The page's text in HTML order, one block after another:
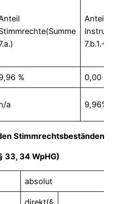
Anteil
7.b.1.+ 7.b.2.)
% 0,00 %
a 9,96%
Stimmrechtsbeständen
33, 34 WpHG)
absolut